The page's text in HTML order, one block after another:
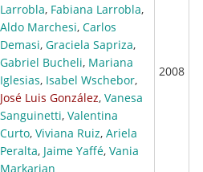
Larrobla, Fabiana Larrobla,
Aldo Marchesi, Carlos
Demasi, Graciela Sapriza,
Gabriel Bucheli, Mariana
Iglesias, Isabel Wschebor,
José Luis González, Vanesa
Sanguinetti, Valentina
Curto, Viviana Ruiz, Ariela
Peralta, Jaime Yaffé, Vania
Markarian
2008